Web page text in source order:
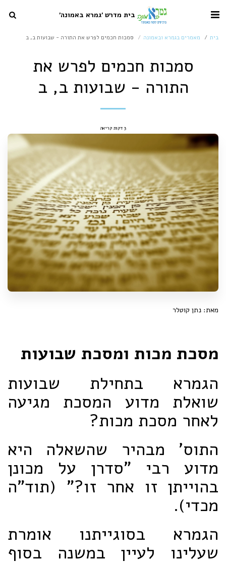
בית מדרש 'גמרא באמונה'
בית מאמרים בגמרא ובאמונה סמכות חכמים לפרש את התורה - שבועות ב, ב
סמכות חכמים לפרש את
התורה - שבועות ב, ב
3 דקות קריאה
מאת: נתן קוטלר
מסכת מכות ומסכת שבועות
הגמרא בתחילת שבועות
שואלת מדוע המסכת מגיעה
לאחר מסכת מכות?
התוס' מבהיר שהשאלה היא
מדוע רבי "סדרן על מכונן
בהוייתן זו אחר זו?" (תוד"ה
מכדי).
הגמרא בסוגייתנו אומרת
שעלינו לעיין במשנה בסוף